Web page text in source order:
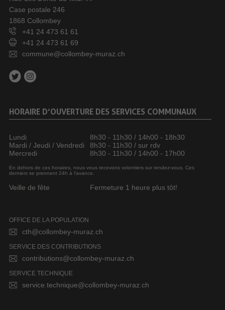
Case postale 246
1868 Collombey
+41 24 473 61 61
+41 24 473 61 69
commune@collombey-muraz.ch
HORAIRE D’OUVERTURE DES SERVICES COMMUNAUX
Lundi
8h30 - 11h30 / 14h00 - 18h30
Mardi / Jeudi / Vendredi
8h30 - 11h30 / sur rdv
Mercredi
8h30 - 11h30 / 14h00 - 17h00
En dehors de ces horaires, nous vous recevons volontiers sur rendez-vous. Ces
derniers se prennent 24h à l’avance.
Veille de fête Fermeture 1 heure plus tôt!
OFFICE DE LA POPULATION
cth@collombey-muraz.ch
SERVICE DES CONTRIBUTIONS
contributions@collombey-muraz.ch
SERVICE TECHNIQUE
service.technique@collombey-muraz.ch